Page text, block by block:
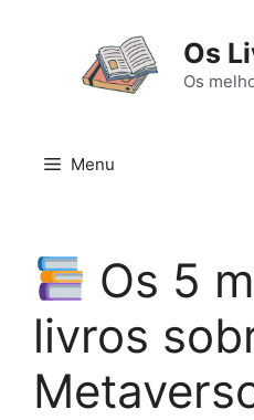
Os
Os
Menu
Os 5
livros